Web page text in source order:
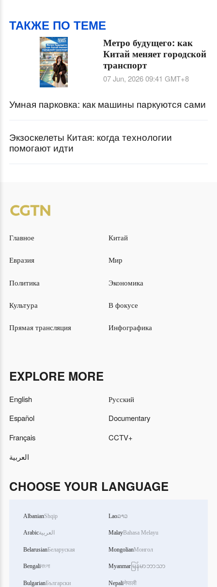
ТАКЖЕ ПО ТЕМЕ
Метро будущего: как
Китай меняет городской
транспорт
07 Jun, 2026 09:41 GMT+8
Умная парковка: как машины паркуются сами
Экзоскелеты Китая: когда технологии
помогают идти
Главное Китай
Евразия Мир
Политика Экономика
Культура В фокусе
Прямая трансляция Инфографика
EXPLORE MORE
English
Español
Français
العربية
Русский
Documentary
CCTV+
CHOOSE YOUR LANGUAGE
AlbanianShqip
Arabicالعربية
BelarusianБеларуская
Bengaliবাংলা
BulgarianБългарски
Laoລາວ
MalayBahasa Melayu
MongolianМонгол
Myanmar မြန်မာဘာသာ
Nepaliनेपाली